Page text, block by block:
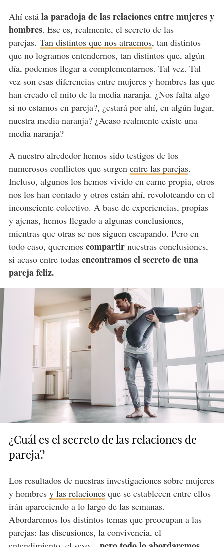
Ahí está la paradoja de las relaciones entre mujeres y
hombres. Ese es, realmente, el secreto de las
parejas. Tan distintos que nos atraemos, tan distintos
que no logramos entendernos, tan distintos que, algún
día, podemos llegar a complementarnos. Tal vez. Tal
vez son esas diferencias entre mujeres y hombres las que
han creado el mito de la media naranja. ¿Nos falta algo
si no estamos en pareja?, ¿estará por ahí, en algún lugar,
nuestra media naranja? ¿Acaso realmente existe una
media naranja?
A nuestro alrededor hemos sido testigos de los
numerosos conflictos que surgen entre las parejas.
Incluso, algunos los hemos vivido en carne propia, otros
nos los han contado y otros están ahí, revoloteando en el
inconsciente colectivo. A base de experiencias, propias
y ajenas, hemos llegado a algunas conclusiones,
mientras que otras se nos siguen escapando. Pero en
todo caso, queremos compartir nuestras conclusiones,
si acaso entre todas encontramos el secreto de una
pareja feliz.
¿Cuál es el secreto de las relaciones de
pareja?
Los resultados de nuestras investigaciones sobre mujeres
y hombres y las relacionesque se establecen entre ellos
irán apareciendo a lo largo de las semanas.
Abordaremos los distintos temas que preocupan a las
parejas: las discusiones, la convivencia, el